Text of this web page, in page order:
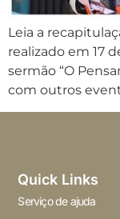
Leia a
realizado em 17
sermão “O
com outros
Quick Links
Serviço de ajuda